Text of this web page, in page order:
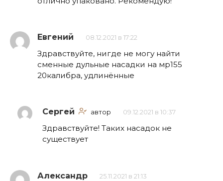
Евгений 08.12.2021 в 17:22
Здравствуйте, нигде не могу найти
сменные дульные насадки на мр155
20калибра, удлинённые
Сергей автор 09.12.2021 в 10:37
Здравствуйте! Таких насадок не
существует
Александр 25.11.2021 в 21:13